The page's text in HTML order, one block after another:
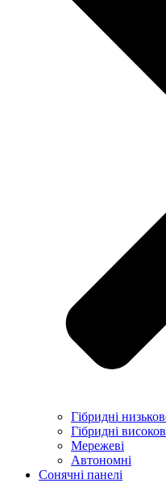
Гібридні
Гібридні
Мережеві
Автономні
Сонячні панелі